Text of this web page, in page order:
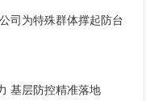
司为特殊群体撑起防台
基层防控精准落地